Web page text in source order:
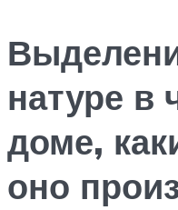
натуре в
доме,
оно